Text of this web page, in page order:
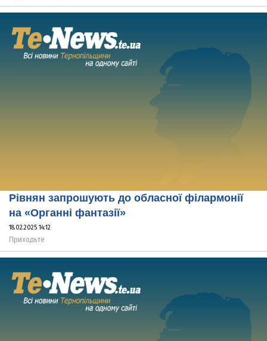
Рівнян запрошують до обласної філармонії
на «Органні фантазії»
18.02.2025 14:12
Приходьте